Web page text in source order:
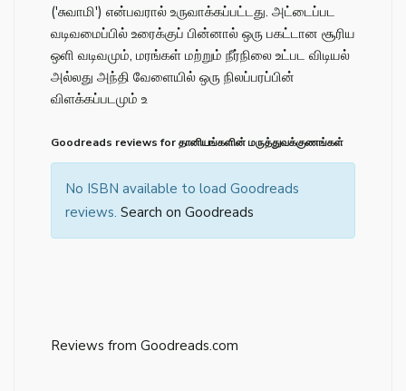
('சுவாமி') என்பவரால் உருவாக்கப்பட்டது. அட்டைப்பட
வடிவமைப்பில் உரைக்குப் பின்னால் ஒரு பகட்டான சூரிய
ஒளி வடிவமும், மரங்கள் மற்றும் நீர்நிலை உட்பட விடியல்
அல்லது அந்தி வேளையில் ஒரு நிலப்பரப்பின்
விளக்கப்படமும் உ
Goodreads reviews for தானியங்களின் மருத்துவக்குணங்கள்
No ISBN available to load Goodreads
reviews. Search on Goodreads
Reviews from Goodreads.com